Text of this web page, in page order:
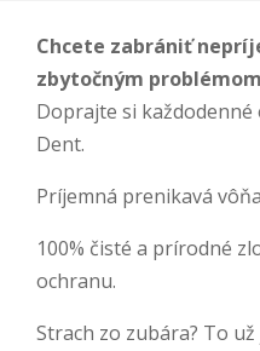
Chcete zabrániť
zbytočným
Doprajte si
Dent.
Príjemná prenikavá
100% čisté a prírodné
ochranu.
Strach zo zubára? To